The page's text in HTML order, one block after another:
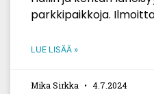
parkkipaikkoja.
LUE LISÄÄ »
Mika Sirkka 4.7.2024